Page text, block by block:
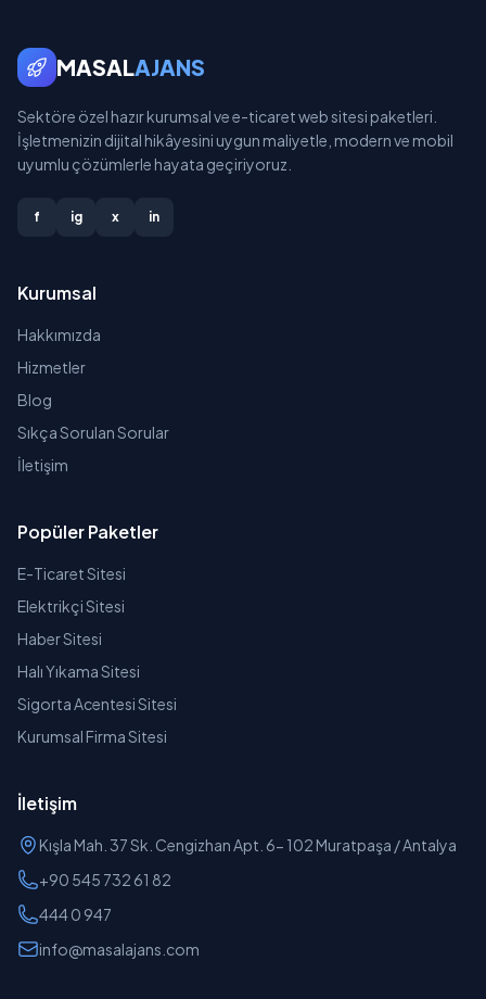
MASALAJANS
Sektöre özel hazır kurumsal ve e-ticaret web sitesi paketleri.
İşletmenizin dijital hikâyesini uygun maliyetle, modern ve mobil
uyumlu çözümlerle hayata geçiriyoruz.
f ig x in
Kurumsal
Hakkımızda
Hizmetler
Blog
Sıkça Sorulan Sorular
İletişim
Popüler Paketler
E-Ticaret Sitesi
Elektrikçi Sitesi
Haber Sitesi
Halı Yıkama Sitesi
Sigorta Acentesi Sitesi
Kurumsal Firma Sitesi
İletişim
Kışla Mah. 37 Sk. Cengizhan Apt. 6- 102 Muratpaşa / Antalya
+90 545 732 61 82
444 0 947
info@masalajans.com